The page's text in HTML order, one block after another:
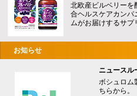
北欧産ビルベリーを
合ヘルスケアカンパ
ムがお届けするサプ
お知らせ
ニュースル
ボシュロム
ちらから。